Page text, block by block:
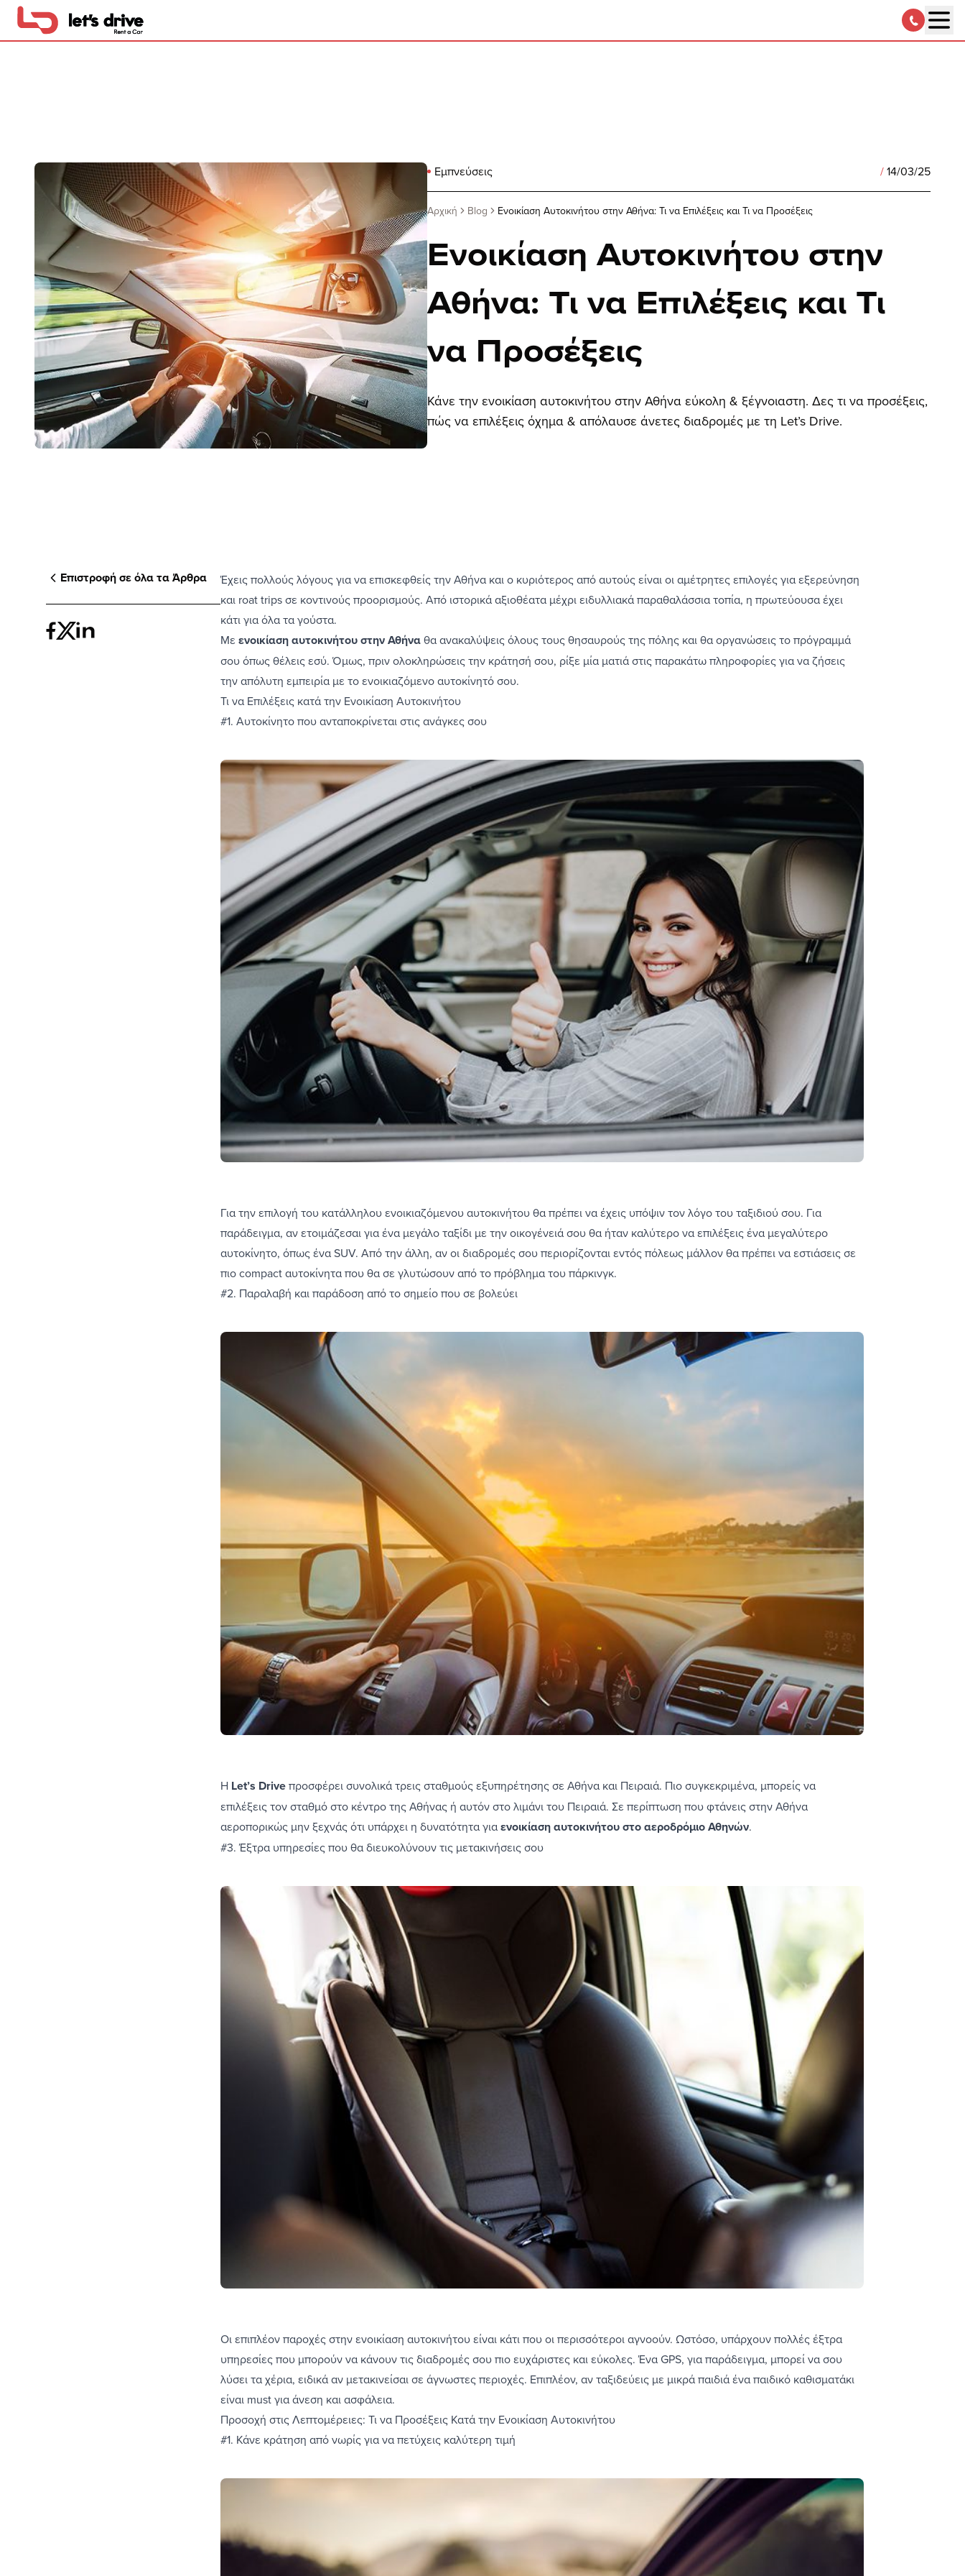
Εμπνεύσεις /14/03/25
Αρχική Blog Ενοικίαση Αυτοκινήτου στην Αθήνα: Τι να Επιλέξεις και Τι να Προσέξεις
Ενοικίαση Αυτοκινήτου στην
Αθήνα: Τι να Επιλέξεις και Τι
να Προσέξεις
Κάνε την ενοικίαση αυτοκινήτου στην Αθήνα εύκολη & ξέγνοιαστη. Δες τι να προσέξεις,
πώς να επιλέξεις όχημα & απόλαυσε άνετες διαδρομές με τη Let’s Drive.
Επιστροφή σε όλα τα Άρθρα Έχεις πολλούςλόγους για να επισκεφθείς την Αθήνα και ο κυριότερος από αυτούς είναι οι αμέτρητες επιλογές για εξερεύνηση
και roat trips σε κοντινούς προορισμούς. Από ιστορικά αξιοθέατα μέχρι ειδυλλιακά παραθαλάσσια τοπία, η πρωτεύουσα έχει
κάτι για όλα τα γούστα.
Μεενοικίαση αυτοκινήτου στην Αθήναθα ανακαλύψεις όλους τους θησαυρούς της πόλης και θα οργανώσεις το πρόγραμμά
σου όπως θέλεις εσύ. Όμως, πριν ολοκληρώσεις την κράτησή σου, ρίξε μία ματιά στις παρακάτω πληροφορίες για να ζήσεις
την απόλυτη εμπειρία με το ενοικιαζόμενο αυτοκίνητό σου.
Τι να Επιλέξεις κατά την Ενοικίαση Αυτοκινήτου
#1. Αυτοκίνητο που ανταποκρίνεται στις ανάγκες σου
Για την επιλογή του κατάλληλου ενοικιαζόμενου αυτοκινήτου θα πρέπει να έχεις υπόψιν τον λόγο του ταξιδιού σου. Για
παράδειγμα, αν ετοιμάζεσαι για ένα μεγάλο ταξίδι με την οικογένειά σου θα ήταν καλύτερο να επιλέξεις ένα μεγαλύτερο
αυτοκίνητο, όπως ένα SUV. Από την άλλη, αν οι διαδρομές σου περιορίζονται εντός πόλεως μάλλον θα πρέπει να εστιάσεις σε
πιο compact αυτοκίνητα που θα σε γλυτώσουν από το πρόβλημα του πάρκινγκ.
#2. Παραλαβή και παράδοση από το σημείο που σε βολεύει
Η Let’s Driveπροσφέρει συνολικά τρεις σταθμούς εξυπηρέτησης σε Αθήνα και Πειραιά. Πιο συγκεκριμένα, μπορείς να
επιλέξεις τον σταθμό στο κέντρο της Αθήνας ή αυτόν στο λιμάνι του Πειραιά. Σε περίπτωση που φτάνεις στην Αθήνα
αεροπορικώς μην ξεχνάς ότι υπάρχει η δυνατότητα γιαενοικίαση αυτοκινήτου στο αεροδρόμιο Αθηνών.
#3. Έξτρα υπηρεσίες που θα διευκολύνουν τις μετακινήσεις σου
Οι επιπλέον παροχές στην ενοικίαση αυτοκινήτου είναι κάτι που οι περισσότεροι αγνοούν. Ωστόσο, υπάρχουν πολλές έξτρα
υπηρεσίες που μπορούν να κάνουν τις διαδρομές σου πιο ευχάριστες και εύκολες. Ένα GPS, για παράδειγμα, μπορεί να σου
λύσει τα χέρια, ειδικά αν μετακινείσαι σε άγνωστες περιοχές. Επιπλέον, αν ταξιδεύεις με μικρά παιδιά ένα παιδικό καθισματάκι
είναι must για άνεση και ασφάλεια.
Προσοχή στις Λεπτομέρειες: Τι να Προσέξεις Κατά την Ενοικίαση Αυτοκινήτου
#1. Κάνε κράτηση από νωρίς για να πετύχεις καλύτερη τιμή